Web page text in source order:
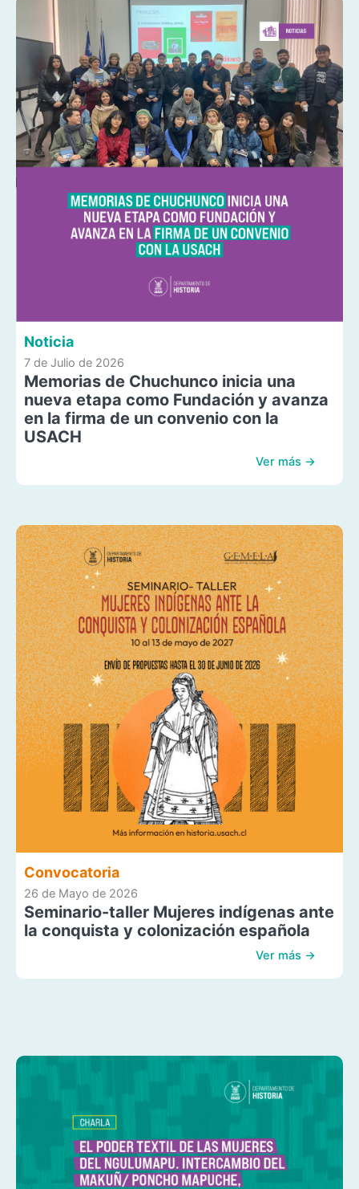
Noticia
7 de Julio de 2026
Memorias de Chuchunco inicia una
nueva etapa como Fundación y avanza
en la firma de un convenio con la
USACH
Ver más →
Convocatoria
26 de Mayo de 2026
Seminario-taller Mujeres indígenas ante
la conquista y colonización española
Ver más →